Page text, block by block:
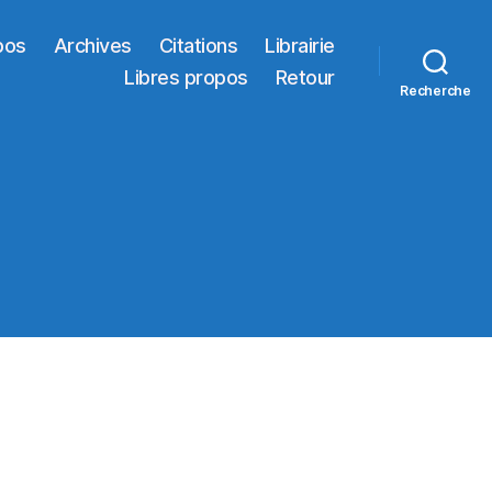
Archives Citations
Librairie
Libres propos
Retour
Recherche